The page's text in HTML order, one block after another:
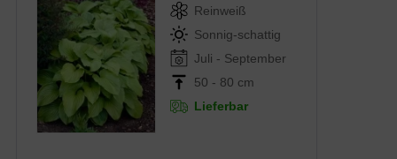
Reinweiß
Sonnig-schattig
Juli - September
50 - 80 cm
Lieferbar